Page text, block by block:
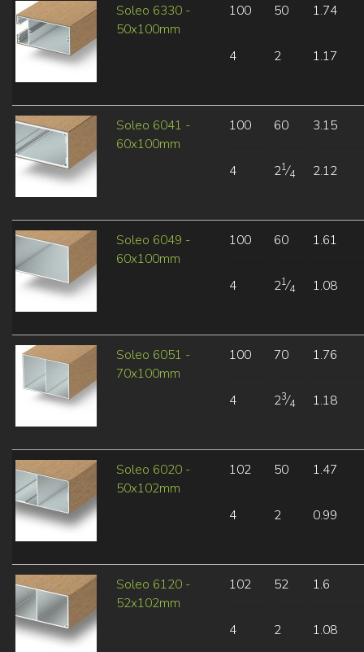
Soleo 6330 -
50x100mm
100
4
50
2
1.74
1.17
Soleo 6041 -
60x100mm
100
4
60
21⁄4
3.15
2.12
Soleo 6049 -
60x100mm
100
4
60
21⁄4
1.61
1.08
Soleo 6051 -
70x100mm
100
4
70
23⁄4
1.76
1.18
Soleo 6020 -
50x102mm
102
4
50
2
1.47
0.99
Soleo 6120 -
52x102mm
102
4
52
2
1.6
1.08